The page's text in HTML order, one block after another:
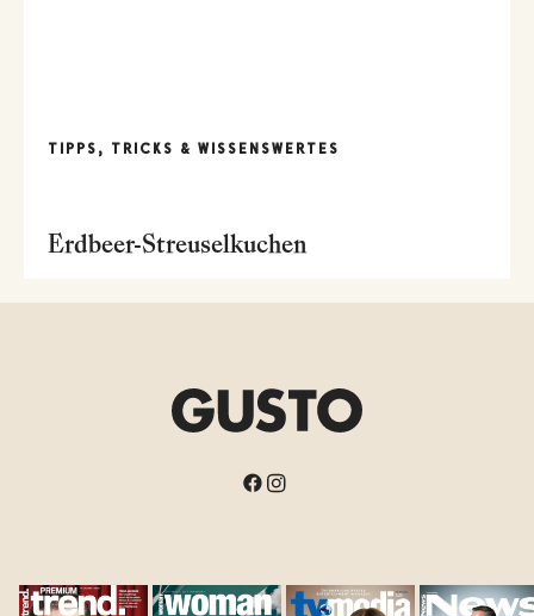
TIPPS, TRICKS & WISSENSWERTES
Erdbeer-Streuselkuchen